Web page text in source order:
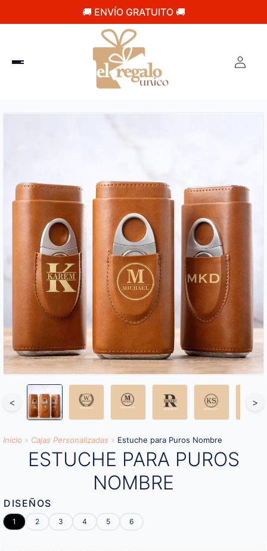
🚚 ENVÍO GRATUITO 🚚
< >
Inicio » Cajas Personalizadas » Estuche para Puros Nombre
ESTUCHE PARA PUROS
NOMBRE
DISEÑOS
1 2 3 4 5 6